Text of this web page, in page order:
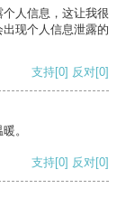
人信息，这让我很
现个人信息泄露的
支持[0] 反对[0]
。
支持[0] 反对[0]